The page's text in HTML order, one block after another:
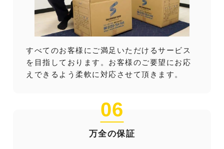
すべてのお客様にご満足いただけるサービス
を目指しております。お客様のご要望にお応
えできるよう柔軟に対応させて頂きます。
06
万全の保証